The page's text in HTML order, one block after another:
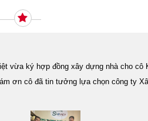
ký hợp đồng xây dựng nhà cho cô Kim
cô đã tin tưởng lựa chọn công ty Xây